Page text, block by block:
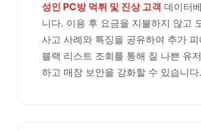
성인 PC방 먹튀 및 진상 고객 데이터
니다. 이용 후 요금을 지불하지 않고
사고 사례와 특징을 공유하여 추가
블랙 리스트 조회를 통해 질 나쁜 유
하고 매장 보안을 강화할 수 있습니다.